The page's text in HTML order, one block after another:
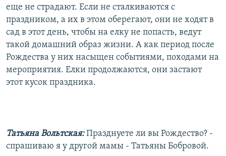
еще не страдают. Если не сталкиваются с
праздником, а их в этом оберегают, они не ходят в
сад в этот день, чтобы на елку не попасть, ведут
такой домашний образ жизни. А как период после
Рождества у них насыщен событиями, походами на
мероприятия. Елки продолжаются, они застают
этот кусок праздника.
Татьяна Вольтская:Празднуете ли вы Рождество? -
спрашиваю я у другой мамы - Татьяны Бобровой.